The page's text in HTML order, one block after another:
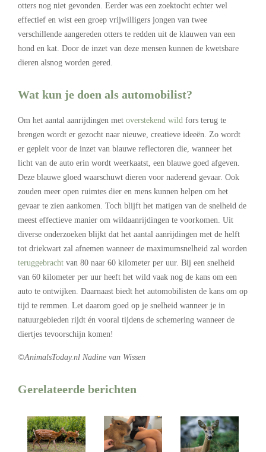
otters nog niet gevonden. Eerder was een zoektocht echter wel
effectief en wist een groep vrijwilligers jongen van twee
verschillende aangereden otters te redden uit de klauwen van een
hond en kat. Door de inzet van deze mensen kunnen de kwetsbare
dieren alsnog worden gered.
Wat kun je doen als automobilist?
Om het aantal aanrijdingen met overstekend wild fors terug te
brengen wordt er gezocht naar nieuwe, creatieve ideeën. Zo wordt
er gepleit voor de inzet van blauwe reflectoren die, wanneer het
licht van de auto erin wordt weerkaatst, een blauwe goed afgeven.
Deze blauwe gloed waarschuwt dieren voor naderend gevaar. Ook
zouden meer open ruimtes dier en mens kunnen helpen om het
gevaar te zien aankomen. Toch blijft het matigen van de snelheid de
meest effectieve manier om wildaanrijdingen te voorkomen. Uit
diverse onderzoeken blijkt dat het aantal aanrijdingen met de helft
tot driekwart zal afnemen wanneer de maximumsnelheid zal worden
teruggebracht van 80 naar 60 kilometer per uur. Bij een snelheid
van 60 kilometer per uur heeft het wild vaak nog de kans om een
auto te ontwijken. Daarnaast biedt het automobilisten de kans om op
tijd te remmen. Let daarom goed op je snelheid wanneer je in
natuurgebieden rijdt én vooral tijdens de schemering wanneer de
diertjes tevoorschijn komen!
©AnimalsToday.nl Nadine van Wissen
Gerelateerde berichten